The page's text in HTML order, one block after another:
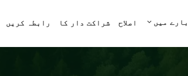
میں اصلاح شراکت دار کا رابطہ کریں